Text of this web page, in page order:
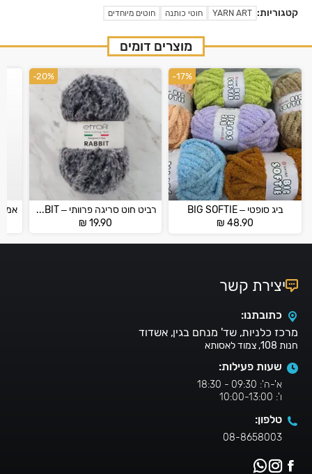
קטגוריות: YARN ART חוטי כותנה חוטים מיוחדים
מוצרים דומים
-17%
ביג סופטי – BIG SOFTIE
₪ 48.90
-20%
רביט חוט סריגה פרוותי – ETROFIL RABBIT
₪ 19.90
יצירת קשר
כתובתנו:
מרכז כלניות, שד' מנחם בגין, אשדוד
חנות 108, צמוד לאסותא
שעות פעילות:
א'-ה': 09:30 - 18:30
ו': 10:00-13:00
טלפון:
08-8658003